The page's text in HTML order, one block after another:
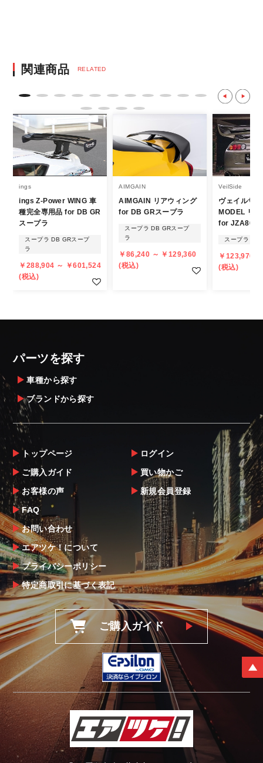
決済後の正式注文後のキャンセルや変更につい
て
・決済後の正式注文後のキャンセルや変更は
不可となりますので、商品やカラー等、お間
違い無いようお願い致します。
※商品写真は実際の商品とカラーやイメー
ジが若干異なる場合もございます。
商品名や説明等でご確認ください。
発送について
・エアロパーツ・マフラー等の大型商品は、
があることはご了承ください。
また、小さな商品でも、メーカーによって
・発送先に、塗装・取付店等の業者様をご指
・メーカーによっては、配送先が自動車関連
業者でなければ、配送出来ないことがあるこ
とは予めご了承ください。
お届け商品について
商品到着後は速やかに開封のうえ、中身をご
確認下さい。
当社ならびにメーカーでは販売する商品に万
全を期すよう尽力しておりますが、
万一、商品に不具合があった場合は商品出荷
後5日以内にご連絡をお願いします。
なお、塗装・加工・装着後の交換や返品は、
理由を問わず一切お受けできません。
商品の不具合や状況は写真等をお願いする場
合もございますので、ご協力をお願いしま
す。
明らかに当社またはメーカーに瑕疵が認めら
れる場合（商品誤発送・初期不良・運送破損
等）につきましては、
当社よりメーカー・運送会社へ状況報告・確
認の上、同等品・代替品への交換対応の手配
をさせて頂きます。
尚、やむを得ず同等品・代替品をご用意出来
ない場合はご返金とさせて頂きます。
お客様のお支払い方法に関わらず、ご返金は
銀行振込となりますことを予めご了承下さ
い。
関連商品 RELATED
ings
ings Z-Power WING 車
種完全専用品 for DB GR
スープラ
スープラ DB GRスープ
ラ
￥288,904 ～ ￥601,524
(税込)
AIMGAIN
AIMGAIN リアウィング
for DB GRスープラ
スープラ DB GRスープ
ラ
￥86,240 ～ ￥129,360
(税込)
VeilSide
ヴェイルサ
MODEL リ
for JZA80
スープラ 80
￥123,970
(税込)
パーツを探す
車種から探す
ブランドから探す
トップページ
ご購入ガイド
お客様の声
FAQ
お問い合わせ
エアツケ！について
プライバシーポリシー
特定商取引に基づく表記
ログイン
買い物かご
新規会員登録
ご購入ガイド